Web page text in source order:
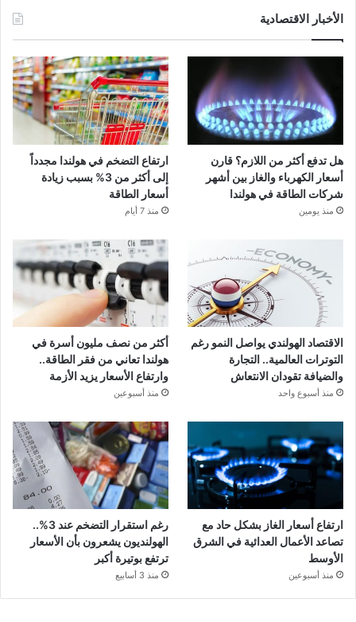
الأخبار الاقتصادية
هل تدفع أكثر من اللازم؟ قارن
أسعار الكهرباء والغاز بين أشهر
شركات الطاقة في هولندا
منذ يومين
ارتفاع التضخم في هولندا مجدداً
إلى أكثر من 3% بسبب زيادة
أسعار الطاقة
منذ 7 أيام
الاقتصاد الهولندي يواصل النمو رغم
التوترات العالمية.. التجارة
والضيافة تقودان الانتعاش
منذ أسبوع واحد
أكثر من نصف مليون أسرة في
هولندا تعاني من فقر الطاقة..
وارتفاع الأسعار يزيد الأزمة
منذ أسبوعين
ارتفاع أسعار الغاز بشكل حاد مع
تصاعد الأعمال العدائية في الشرق
الأوسط
منذ أسبوعين
رغم استقرار التضخم عند 3%..
الهولنديون يشعرون بأن الأسعار
ترتفع بوتيرة أكبر
منذ 3 أسابيع